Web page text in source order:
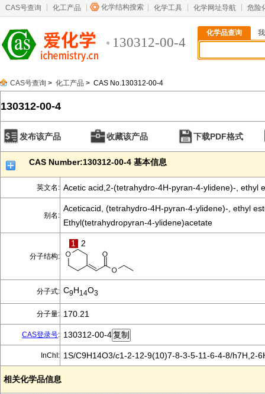
CAS号查询 化工产品 化学结构搜索 化学工具 化学网址导航 危险
130312-00-4
化学品查询
CAS号查询 > 化工产品 > CAS No.130312-00-4
130312-00-4
发布该产品 收藏该产品 下载PDF格式
CAS Number:130312-00-4 基本信息
英文名: Acetic acid,2-(tetrahydro-4H-pyran-4-ylidene)-, ethyl
别名:
Aceticacid, (tetrahydro-4H-pyran-4-ylidene)-, ethyl
Ethyl(tetrahydropyran-4-ylidene)acetate
分子结构:
1 2
分子式: C9H14O3
分子量: 170.21
CAS登录号: 130312-00-4
InChI: 1S/C9H14O3/c1-2-12-9(10)7-8-3-5-11-6-4-8/h7H,2-
相关化学品信息